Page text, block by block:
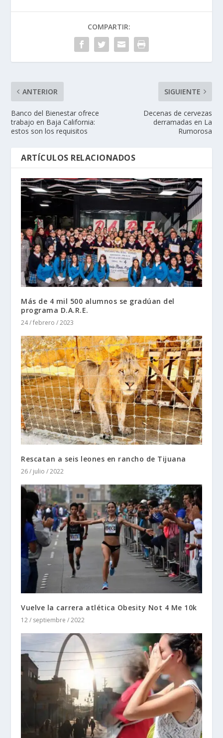
COMPARTIR:
ANTERIOR
Banco del Bienestar ofrece
trabajo en Baja California:
estos son los requisitos
SIGUIENTE
Decenas de cervezas
derramadas en La
Rumorosa
ARTÍCULOS RELACIONADOS
Más de 4 mil 500 alumnos se gradúan del
programa D.A.R.E.
24 / febrero / 2023
Rescatan a seis leones en rancho de Tijuana
26 / julio / 2022
Vuelve la carrera atlética Obesity Not 4 Me 10k
12 / septiembre / 2022